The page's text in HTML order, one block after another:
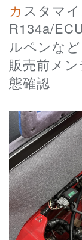
カスタマイズ多数 エアコン
R134a/
ルペンな
販売前メ
態確認